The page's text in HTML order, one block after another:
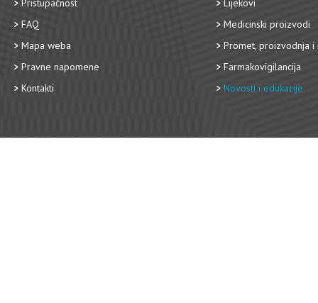
Pristupačnost
FAQ
Mapa weba
Pravne napomene
Kontakti
Lijekovi
Medicinski proizvodi
Promet, proizvodnja i
Farmakovigilancija
Novosti i edukacije